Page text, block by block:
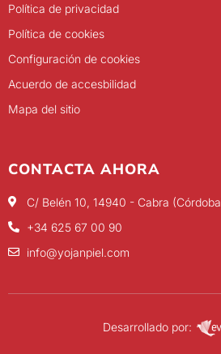
Política de privacidad
Política de cookies
Configuración de cookies
Acuerdo de accesbilidad
Mapa del sitio
CONTACTA AHORA
C/ Belén 10, 14940 - Cabra
+34 625 67 00 90
info@yojanpiel.com
Desarrollado por: